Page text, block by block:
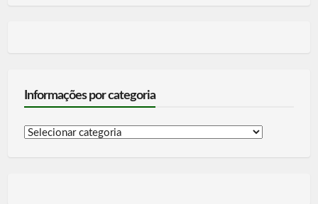
Informações por categoria
Informações